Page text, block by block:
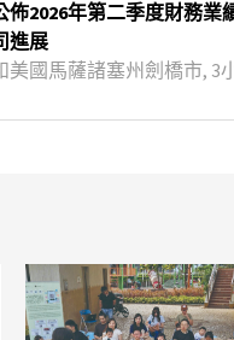
佈2026年第二季度財務業
進展
美國馬薩諸塞州劍橋市, 3